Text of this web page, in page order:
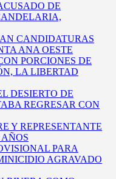
DE
CANDIDATURAS
ANA OESTE
PORCIONES DE
LA LIBERTAD
DESIERTO DE
REGRESAR CON
Y REPRESENTANTE
PARA
AGRAVADO